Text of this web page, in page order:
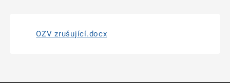
OZV zrušující.docx